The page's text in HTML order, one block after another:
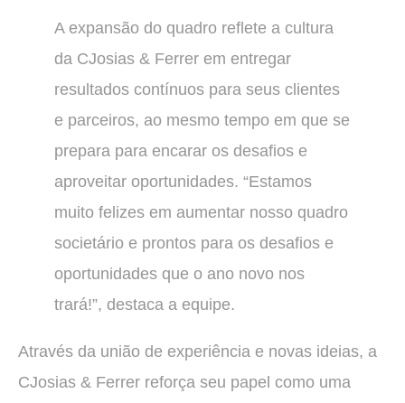
A expansão do quadro reflete a cultura
da CJosias & Ferrer em entregar
resultados contínuos para seus clientes
e parceiros, ao mesmo tempo em que se
prepara para encarar os desafios e
aproveitar oportunidades. “Estamos
muito felizes em aumentar nosso quadro
societário e prontos para os desafios e
oportunidades que o ano novo nos
trará!”, destaca a equipe.
Através da união de experiência e novas ideias, a
CJosias & Ferrer reforça seu papel como uma